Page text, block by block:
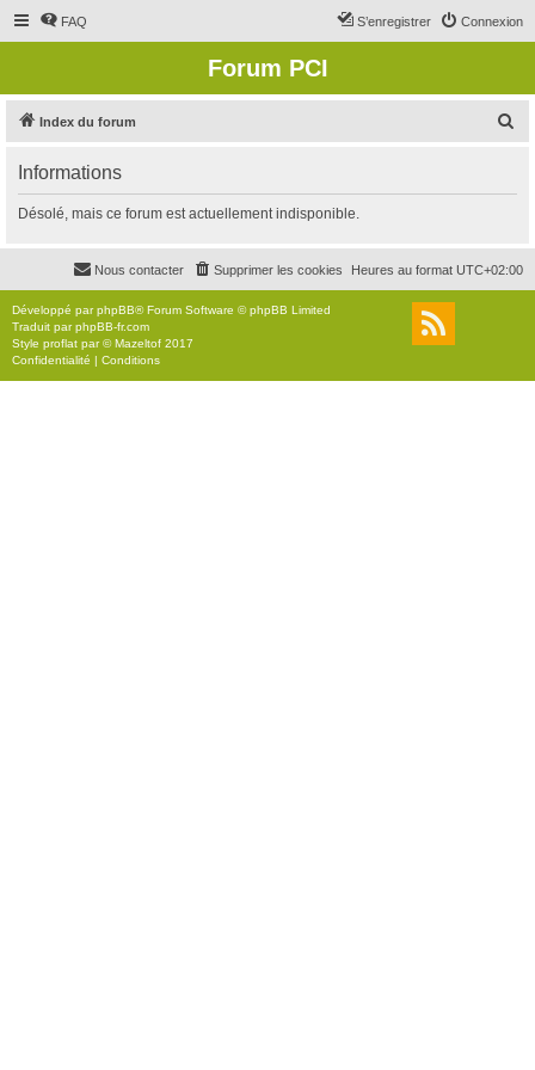
FAQ Connexion
S’enregistrer
Forum PCI
Index du forum
r
c
r
Informations
Désolé, mais ce forum est actuellement indisponible.
Heures au format UTC+02:00
Supprimer les cookies
Nous contacter
Développé parphpBB® Forum Software © phpBB Limited
Traduit parphpBB-fr.com
Style proflat par ©Mazeltof 2017
Confidentialité | Conditions